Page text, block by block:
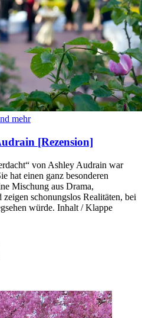
mehr
[Rezension]
von Ashley Audrain war
hat einen ganz besonderen
Mischung aus Drama,
schonungslos Realitäten, bei
würde. Inhalt / Klappe